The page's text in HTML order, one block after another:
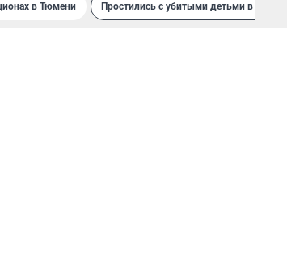
в Тюмени Простились с убитыми детьми в